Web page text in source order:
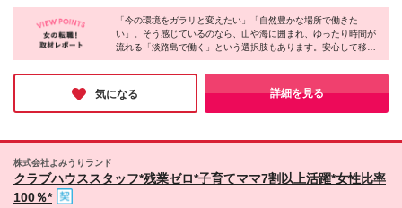
客がしたい
年齢・能力を考慮の上、決定します ※試用期間3ヶ月
間（期間中の給与・待遇・雇用形態に差異はありませ
ん) ※固定残業代（3,000円～5,000円／月2時間分）を
2DK：月3万円（スタッフの約9割が利用中） ★2022
年度「JTBが選ぶサービス最優秀旅館・ホテル」旅館
部門を受賞！ ★TVCMでもおなじみの海を一望できる
淡路島のホテルです ※関西限定求人※ 兵庫県洲本市小
路谷20番地（古茂江海岸） ★海と山に囲まれた楽
園！ 淡路島で仕事もプライベートも充実
美しいビーチで夕日を眺めたり、新鮮な海の幸を堪能
したり、 温泉で日頃の疲れを癒したり…と日々の充
「今の環境をガラリと変えたい」「自然豊かな場所で働きた
い」。そう感じているのなら、山や海に囲まれ、ゆったり時間が
流れる「淡路島で働く」という選択肢もあります。安心して移住
できる社宅や制度が整っているのはもちろん、プライベートも大
切にした働き方が可能です。さらにチームワークも抜群で、お客
様との素敵なご縁を得られるのも魅力。経験などは一切不問で
Web面接もOKなので、話を聞くつもりで応募してみてはいか
が。
気になる 詳細を見る
株式会社よみうりランド
クラブハウススタッフ*残業ゼロ*子育てママ7割以上活躍*女性比率
100％*